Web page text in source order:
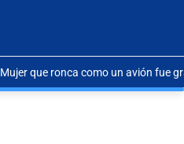
Mujer que ronca como un avión fue